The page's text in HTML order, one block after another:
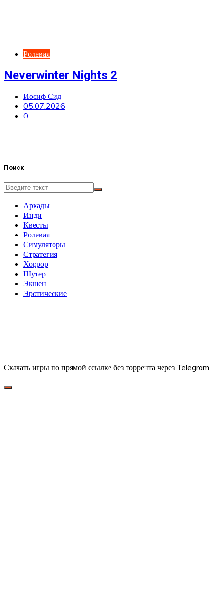
Ролевая
Neverwinter Nights 2
Иосиф Сид
05.07.2026
0
Поиск
Аркады
Инди
Квесты
Ролевая
Симуляторы
Стратегия
Хоррор
Шутер
Экшен
Эротические
Скачать игры по прямой ссылке без торрента через Telegram